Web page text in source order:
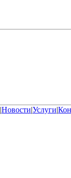
|Новости|Услуги|